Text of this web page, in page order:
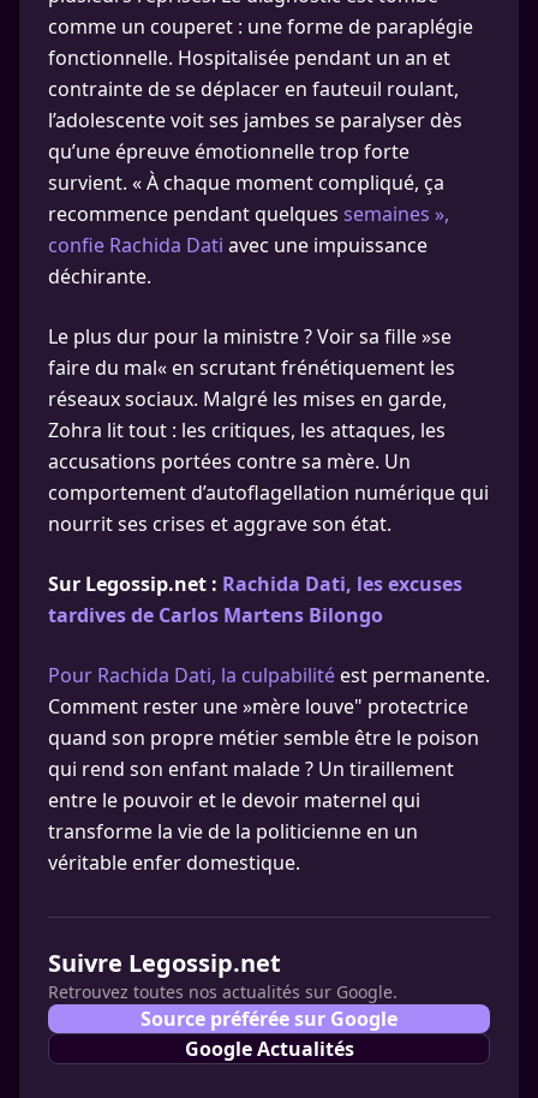
comme un couperet : une forme de paraplégie
fonctionnelle. Hospitalisée pendant un an et
contrainte de se déplacer en fauteuil roulant,
l’adolescente voit ses jambes se paralyser dès
qu’une épreuve émotionnelle trop forte
survient. « À chaque moment compliqué, ça
recommence pendant quelques semaines »,
confie Rachida Dati avec une impuissance
déchirante.
Le plus dur pour la ministre ? Voir sa fille »se
faire du mal« en scrutant frénétiquement les
réseaux sociaux. Malgré les mises en garde,
Zohra lit tout : les critiques, les attaques, les
accusations portées contre sa mère. Un
comportement d’autoflagellation numérique qui
nourrit ses crises et aggrave son état.
Sur Legossip.net : Rachida Dati, les excuses
tardives de Carlos Martens Bilongo
Pour Rachida Dati, la culpabilité est permanente.
Comment rester une »mère louve" protectrice
quand son propre métier semble être le poison
qui rend son enfant malade ? Un tiraillement
entre le pouvoir et le devoir maternel qui
transforme la vie de la politicienne en un
véritable enfer domestique.
Suivre Legossip.net
Retrouvez toutes nos actualités sur Google.
Source préférée sur Google
Google Actualités